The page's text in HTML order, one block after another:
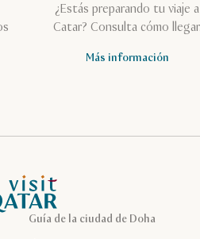
¿Estás preparando tu viaje a
Catar? Consulta cómo
Más información
de inicio de Visit Qatar
Guía de la ciudad de Doha